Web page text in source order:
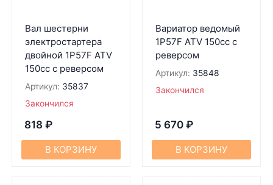
Вал шестерни
электростартера
двойной 1P57F ATV
150cc с реверсом
Артикул: 35837
Закончился
818 ₽
В КОРЗИНУ
Вариатор ведомый
1P57F ATV 150cc c
реверсом
Артикул: 35848
Закончился
5 670 ₽
В КОРЗИНУ